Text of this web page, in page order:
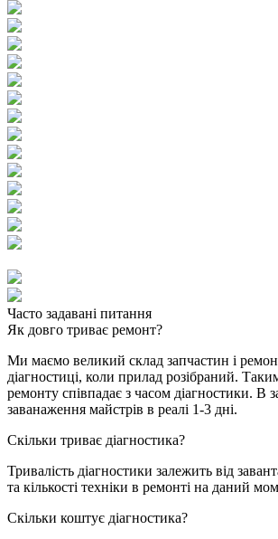
Часто задавані питання
Як довго триває ремонт?
Ми маємо великий склад запчастин і
діагностиці, коли прилад розібраний.
ремонту співпадає з часом діагностики. В
заванаження майстрів в реалі 1-3 дні.
Скільки триває діагностика?
Тривалість діагностики залежить від
та кількості техніки в ремонті на даний
Скільки коштує діагностика?